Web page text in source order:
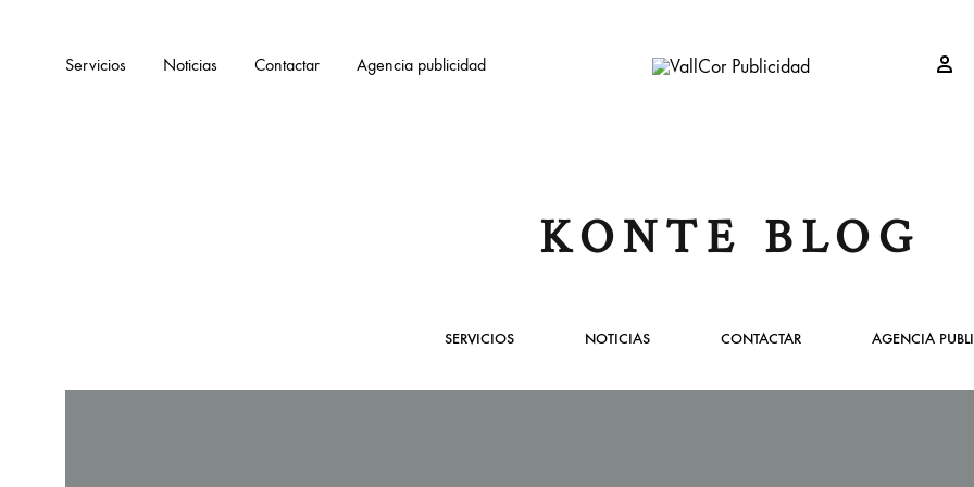
Servicios Noticias Contactar Agencia publicidad
KONTE BLOG
SERVICIOS NOTICIAS CONTACTAR AGENCIA